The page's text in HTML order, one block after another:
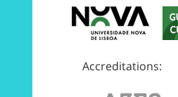
Accreditations: